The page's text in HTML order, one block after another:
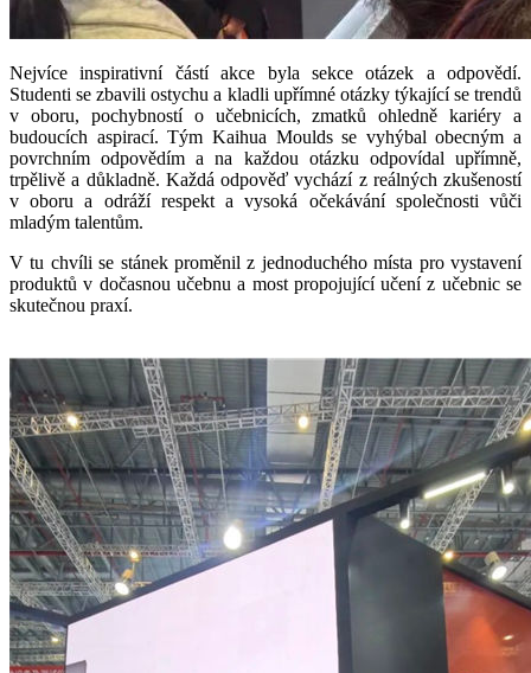
Nejvíce inspirativní částí akce byla sekce otázek a odpovědí.
Studenti se zbavili ostychu a kladli upřímné otázky týkající se trendů
v oboru, pochybností o učebnicích, zmatků ohledně kariéry a
budoucích aspirací. Tým Kaihua Moulds se vyhýbal obecným a
povrchním odpovědím a na každou otázku odpovídal upřímně,
trpělivě a důkladně. Každá odpověď vychází z reálných zkušeností
v oboru a odráží respekt a vysoká očekávání společnosti vůči
mladým talentům.
V tu chvíli se stánek proměnil z jednoduchého místa pro vystavení
produktů v dočasnou učebnu a most propojující učení z učebnic se
skutečnou praxí.